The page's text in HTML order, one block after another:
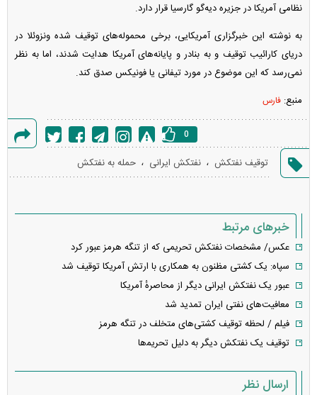
نظامی آمریکا در جزیره دیه‌گو گارسیا قرار دارد.
به نوشته این خبرگزاری آمریکایی، برخی محموله‌های توقیف شده ونزوئلا در
دریای کارائیب توقیف و به بنادر و پایانه‌های آمریکا هدایت شدند، اما به نظر
نمی‌رسد که این موضوع در مورد تیفانی یا فونیکس صدق کند.
منبع: فارس
گزارش
خطا
0
توقیف نفتکش ، نفتکش ایرانی ، حمله به نفتکش
خبرهای مرتبط
عکس/ مشخصات نفتکش تحریمی که از تنگه هرمز عبور کرد
سپاه: یک کشتی مظنون به همکاری با ارتش آمریکا توقیف شد
عبور یک نفتکش ایرانی دیگر از محاصرهٔ آمریکا
معافیت‌های نفتی ایران تمدید شد
فیلم / لحظه توقیف کشتی‌های متخلف در تنگه هرمز
توقیف یک نفتکش دیگر به دلیل تحریم‍‌ها
ارسال نظر